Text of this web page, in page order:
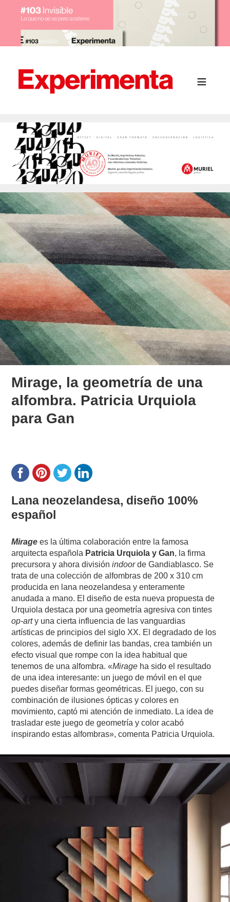
Mirage, la geometría de una
alfombra. Patricia Urquiola
para Gan
Lana neozelandesa, diseño 100%
español
Mirage es la última colaboración entre la famosa
arquitecta española Patricia Urquiola y Gan, la firma
precursora y ahora división indoorde Gandiablasco. Se
trata de una colección de alfombras de 200 x 310 cm
producida en lana neozelandesa y enteramente
anudada a mano. El diseño de esta nueva propuesta de
Urquiola destaca por una geometría agresiva con tintes
op-arty una cierta influencia de las vanguardias
artísticas de principios del siglo XX. El degradado de los
colores, además de definir las bandas, crea también un
efecto visual que rompe con la idea habitual que
tenemos de una alfombra. «Mirage ha sido el resultado
de una idea interesante: un juego de móvil en el que
puedes diseñar formas geométricas. El juego, con su
combinación de ilusiones ópticas y colores en
movimiento, captó mi atención de inmediato. La idea de
trasladar este juego de geometría y color acabó
inspirando estas alfombras», comenta Patricia Urquiola.